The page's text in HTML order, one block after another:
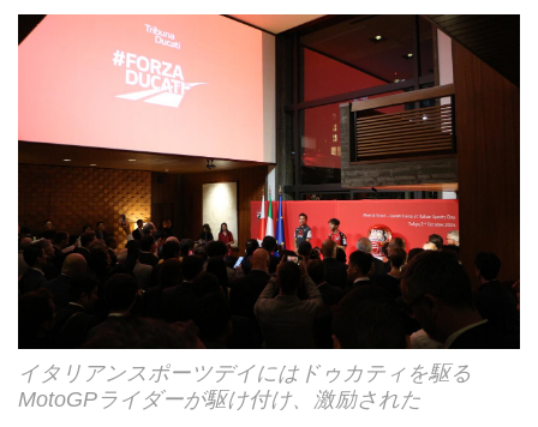
イタリアンスポーツデイにはドゥカティを駆る
MotoGPライダーが駆け付け、激励された